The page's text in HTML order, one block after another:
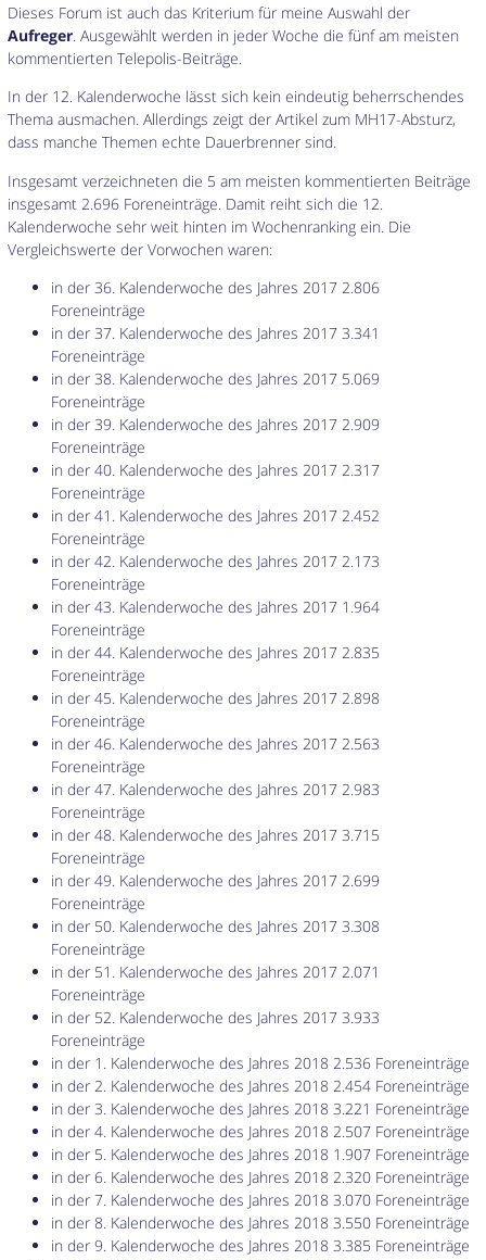
Dieses Forum ist auch das Kriterium für meine Auswahl der
Aufreger. Ausgewählt werden in jeder Woche die fünf am meisten
kommentierten Telepolis-Beiträge.
In der 12. Kalenderwoche lässt sich kein eindeutig beherrschendes
Thema ausmachen. Allerdings zeigt der Artikel zum MH17-Absturz,
dass manche Themen echte Dauerbrenner sind.
Insgesamt verzeichneten die 5 am meisten kommentierten Beiträge
insgesamt 2.696 Foreneinträge. Damit reiht sich die 12.
Kalenderwoche sehr weit hinten im Wochenranking ein. Die
Vergleichswerte der Vorwochen waren:
in der 36. Kalenderwoche des Jahres 2017 2.806
Foreneinträge
in der 37. Kalenderwoche des Jahres 2017 3.341
Foreneinträge
in der 38. Kalenderwoche des Jahres 2017 5.069
Foreneinträge
in der 39. Kalenderwoche des Jahres 2017 2.909
Foreneinträge
in der 40. Kalenderwoche des Jahres 2017 2.317
Foreneinträge
in der 41. Kalenderwoche des Jahres 2017 2.452
Foreneinträge
in der 42. Kalenderwoche des Jahres 2017 2.173
Foreneinträge
in der 43. Kalenderwoche des Jahres 2017 1.964
Foreneinträge
in der 44. Kalenderwoche des Jahres 2017 2.835
Foreneinträge
in der 45. Kalenderwoche des Jahres 2017 2.898
Foreneinträge
in der 46. Kalenderwoche des Jahres 2017 2.563
Foreneinträge
in der 47. Kalenderwoche des Jahres 2017 2.983
Foreneinträge
in der 48. Kalenderwoche des Jahres 2017 3.715
Foreneinträge
in der 49. Kalenderwoche des Jahres 2017 2.699
Foreneinträge
in der 50. Kalenderwoche des Jahres 2017 3.308
Foreneinträge
in der 51. Kalenderwoche des Jahres 2017 2.071
Foreneinträge
in der 52. Kalenderwoche des Jahres 2017 3.933
Foreneinträge
in der 1. Kalenderwoche des Jahres 2018 2.536 Foreneinträge
in der 2. Kalenderwoche des Jahres 2018 2.454 Foreneinträge
in der 3. Kalenderwoche des Jahres 2018 3.221 Foreneinträge
in der 4. Kalenderwoche des Jahres 2018 2.507 Foreneinträge
in der 5. Kalenderwoche des Jahres 2018 1.907 Foreneinträge
in der 6. Kalenderwoche des Jahres 2018 2.320 Foreneinträge
in der 7. Kalenderwoche des Jahres 2018 3.070 Foreneinträge
in der 8. Kalenderwoche des Jahres 2018 3.550 Foreneinträge
in der 9. Kalenderwoche des Jahres 2018 3.385 Foreneinträge